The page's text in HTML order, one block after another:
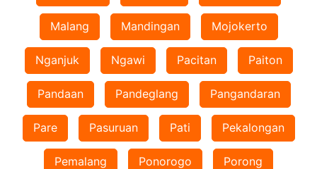
Malang Mandingan Mojokerto
Nganjuk Ngawi Pacitan Paiton
Pandaan Pandeglang Pangandaran
Pare Pasuruan Pati Pekalongan
Pemalang Ponorogo Porong